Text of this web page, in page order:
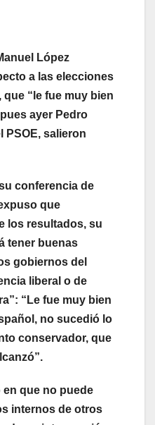
López
a las elecciones
que “le fue muy bien
ayer Pedro
PSOE, salieron
conferencia de
que
los resultados, su
tener buenas
gobiernos del
liberal o de
“Le fue muy bien
no sucedió lo
conservador, que
que no puede
internos de otros